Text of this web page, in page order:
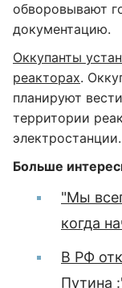
обворовывают
документацию.
Оккупанты
реакторах.
планируют
территории
электростанции.
Больше
"Мы
когда
В РФ
Путина